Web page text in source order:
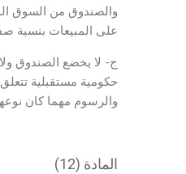
والصندوق من السوق
على المبيعات بنسبة
ج- لا يخضع الصندوق
حكومية مستقبلية
والرسوم مهما كان
المادة (12)